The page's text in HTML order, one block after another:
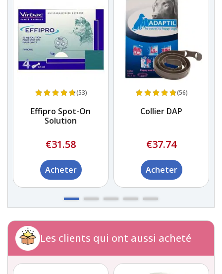
(53)
Effipro Spot-On
Solution
€31.58
Acheter
(56)
Collier DAP
€37.74
Acheter
Les clients qui ont aussi acheté